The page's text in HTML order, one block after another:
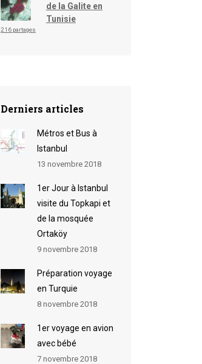
de la Galite en
Tunisie
216 partages
Derniers articles
Métros et Bus à
Istanbul
13 novembre 2018
1er Jour à Istanbul
visite du Topkapi et
de la mosquée
Ortaköy
9 novembre 2018
Préparation voyage
en Turquie
8 novembre 2018
1er voyage en avion
avec bébé
7 novembre 2018